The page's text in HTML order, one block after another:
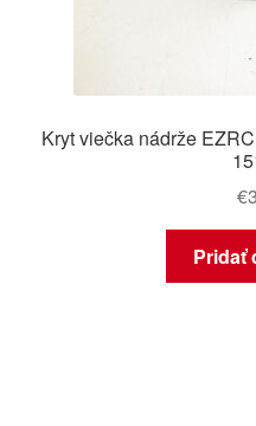
Kryt viečka nádrže
€
Pridať